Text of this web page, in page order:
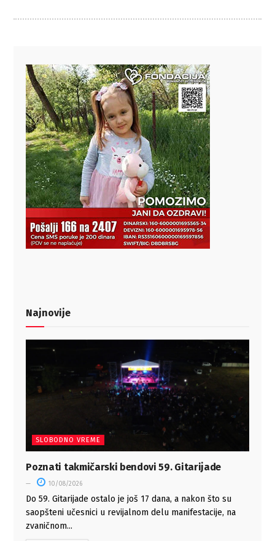
Najnovije
SLOBODNO VREME
Poznati takmičarski bendovi 59. Gitarijade
10/08/2026
Do 59. Gitarijade ostalo je još 17 dana, a nakon što su
saopšteni učesnici u revijalnom delu manifestacije, na
zvaničnom...